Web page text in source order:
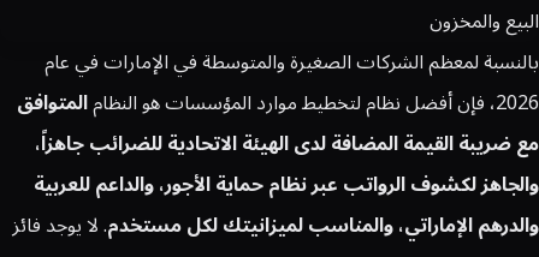
بالنسبة لمعظم الشركات الصغيرة والمتوسطة في الإمارات في عام
2026، فإن أفضل نظام لتخطيط موارد المؤسسات هو النظام
المتوافق
مع ضريبة القيمة المضافة لدى الهيئة الاتحادية للضرائب جاهزاً،
والجاهز لكشوف الرواتب عبر نظام حماية الأجور، والداعم للعربية
والدرهم الإماراتي، والمناسب لميزانيتك لكل مستخدم. لا يوجد فائز